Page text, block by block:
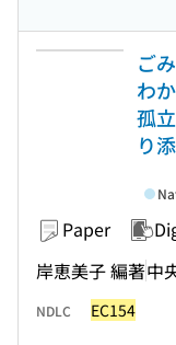
ご
わ
孤
り
Paper
岸恵美子 編著中
NDLC EC154